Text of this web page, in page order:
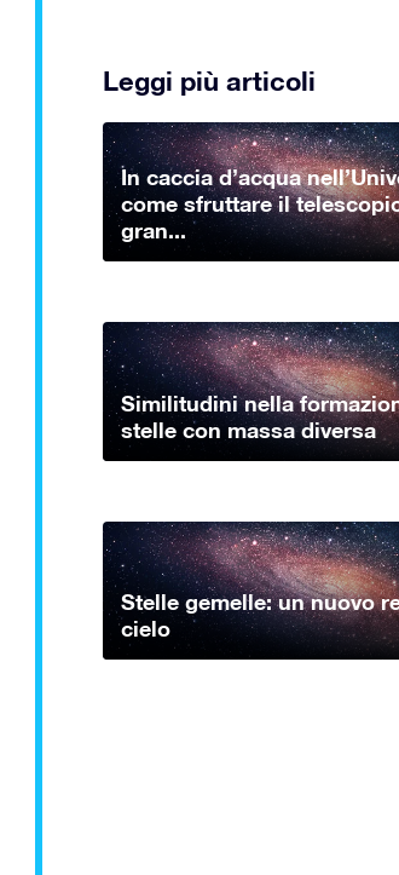
Leggi più articoli
In caccia d’acqua
come sfruttare il
gran...
Similitudini nella
stelle con massa diversa
Stelle gemelle: un nuovo
cielo